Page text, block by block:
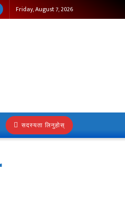
Friday, August 7, 2026
सदस्यता लिनुहोस्